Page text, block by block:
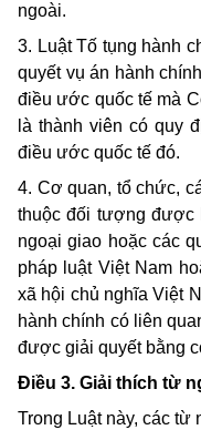
ngoài.
3. Luật Tố tụng hành
quyết vụ án hành
điều ước quốc tế mà
là thành viên có quy
điều ước quốc tế đó.
4. Cơ quan, tổ chức,
thuộc đối tượng được
ngoại giao hoặc các
pháp luật Việt Nam
xã hội chủ nghĩa Việt
hành chính có liên
được giải quyết bằng
Điều 3. Giải thích từ
Trong Luật này, các